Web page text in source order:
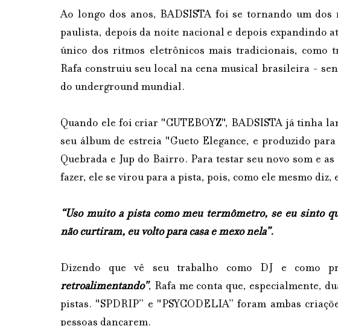
Ao longo dos anos, BADSISTA foi se tornando um
paulista, depois da noite nacional e depois expandindo
único dos ritmos eletrônicos mais tradicionais, como
Rafa construiu seu local na cena musical brasileira -
do underground mundial.
Quando ele foi criar "CUTEBOYZ", BADSISTA já tinha
seu álbum de estreia "Gueto Elegance, e produzido
Quebrada e Jup do Bairro. Para testar seu novo som e
fazer, ele se virou para a pista, pois, como ele mesmo diz,
“Uso muito a pista como meu termômetro, se eu sinto
não curtiram, eu volto para casa e mexo nela”.
Dizendo que vê seu trabalho como DJ e como
retroalimentando", Rafa me conta que, especialmente,
pistas. "SPDRIP” e "PSYCODELIA” foram ambas
pessoas dançarem.